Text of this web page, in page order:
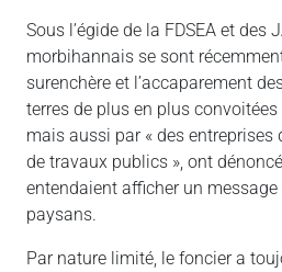
Sous l’égide de la FDSEA et des
morbihannais se sont
surenchère et l’accaparement
terres de plus en plus
mais aussi par « des
de travaux publics », ont
entendaient afficher un message
paysans.
Par nature limité, le foncier a